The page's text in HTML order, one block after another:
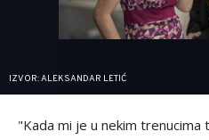
IZVOR: ALEKSANDAR LETIĆ
"Kada mi je u nekim